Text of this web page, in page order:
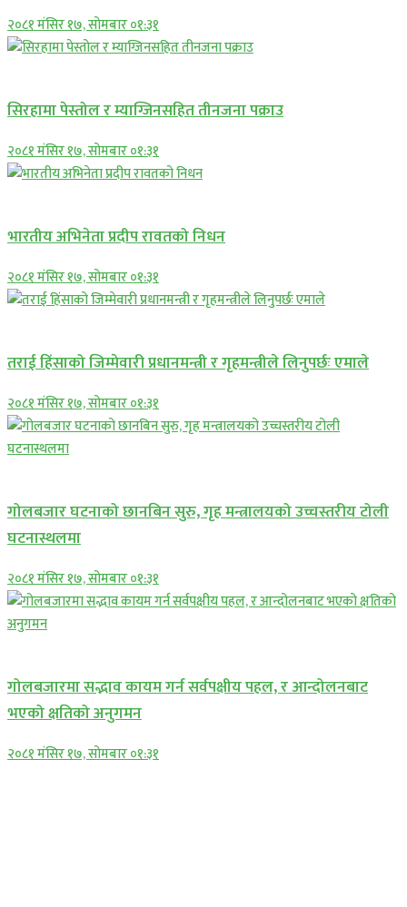
२०८१ मंसिर १७, सोमबार ०१:३१
सिरहामा पेस्तोल र म्याग्जिनसहित तीनजना पक्राउ
२०८१ मंसिर १७, सोमबार ०१:३१
भारतीय अभिनेता प्रदीप रावतको निधन
२०८१ मंसिर १७, सोमबार ०१:३१
तराई हिंसाको जिम्मेवारी प्रधानमन्त्री र गृहमन्त्रीले लिनुपर्छः एमाले
२०८१ मंसिर १७, सोमबार ०१:३१
गोलबजार घटनाको छानबिन सुरु, गृह मन्त्रालयको उच्चस्तरीय टोली
घटनास्थलमा
२०८१ मंसिर १७, सोमबार ०१:३१
गोलबजारमा सद्भाव कायम गर्न सर्वपक्षीय पहल, र आन्दोलनबाट
भएको क्षतिको अनुगमन
२०८१ मंसिर १७, सोमबार ०१:३१